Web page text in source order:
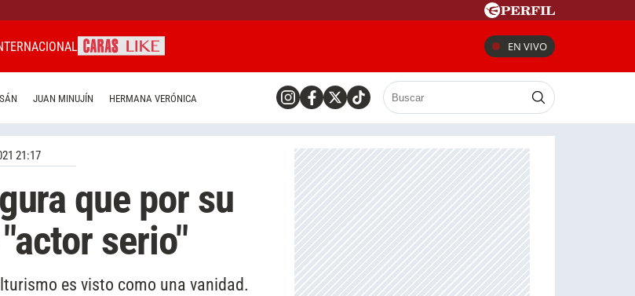
EN VIVO
JUAN MINUJÍN HERMANA VERÓNICA
21:17
que por su
serio"
es visto como una vanidad.